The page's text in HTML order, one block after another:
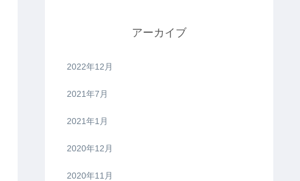
アーカイブ
2022年12月
2021年7月
2021年1月
2020年12月
2020年11月